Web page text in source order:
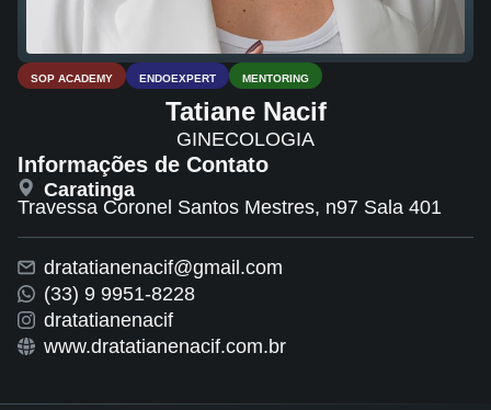
SOP ACADEMY ENDOEXPERT MENTORING
Tatiane Nacif
GINECOLOGIA
Informações de Contato
Caratinga
Travessa Coronel Santos Mestres, n97 Sala 401
dratatianenacif@gmail.com
(33) 9 9951-8228
dratatianenacif
www.dratatianenacif.com.br